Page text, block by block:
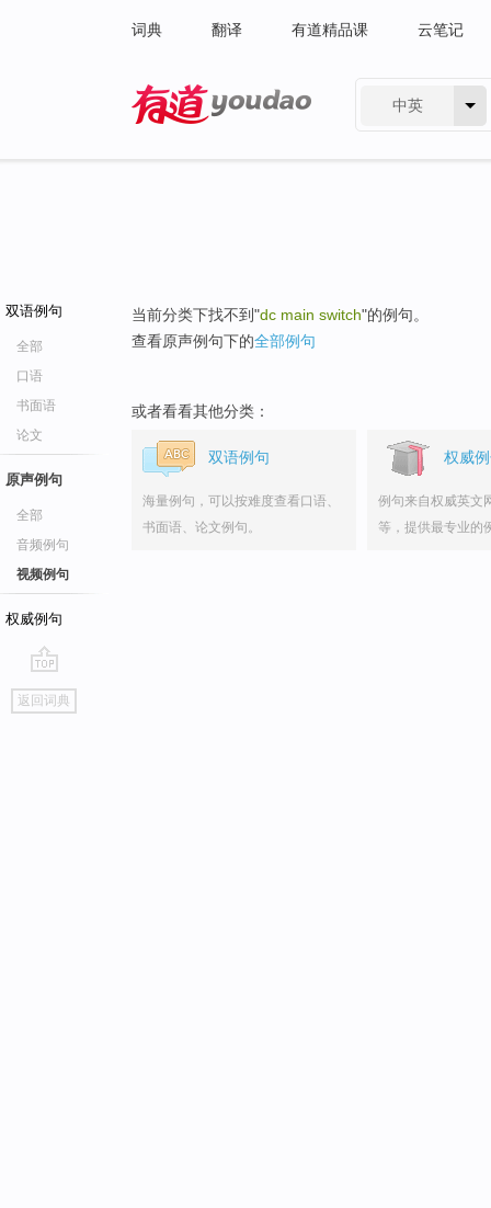
词典 翻译 有道精品课 云笔记
中英
双语例句
全部
口语
书面语
论文
原声例句
全部
音频例句
视频例句
权威例句
go
top
返回词典
当前分类下找不到"dc main switch"的例句。
查看原声例句下的全部例句
或者看看其他分类：
双语例句
海量例句，可以按难度查看口语、
书面语、论文例句。
权威
例句来自权威英文
等，提供最专业的